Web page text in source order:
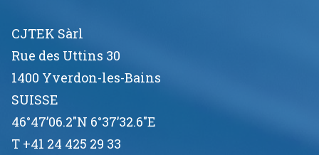
CJTEK Sàrl
Rue des Uttins 30
1400 Yverdon-les-Bains
SUISSE
46°47’06.2"N 6°37’32.6"E
T +41 24 425 29 33